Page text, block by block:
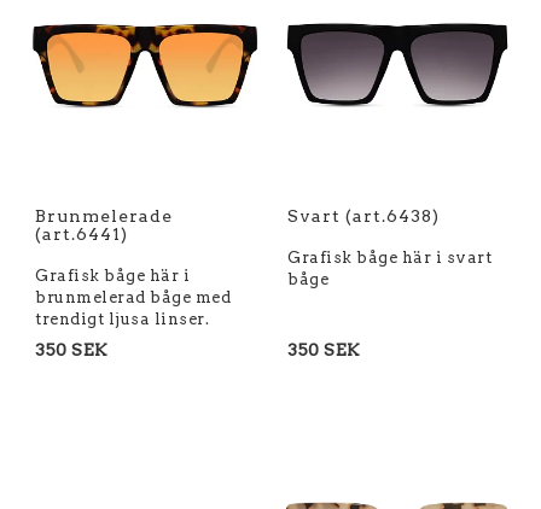
Brunmelerade
(art.6441)
Grafisk båge här i
brunmelerad båge med
trendigt ljusa linser.
350 SEK
Svart (art.6438)
Grafisk båge här i svart
båge
350 SEK